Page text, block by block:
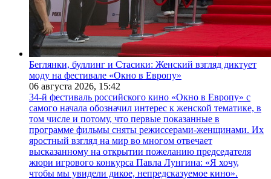
Беглянки, буллинг и Стасики: Женский взгляд диктует
моду на фестивале «Окно в Европу»
06 августа 2026, 15:42
34-й фестиваль российского кино «Окно в Европу» с
самого начала обозначил интерес к женской тематике, в
том числе и потому, что первые показанные в
программе фильмы сняты режиссерами-женщинами. Их
яростный взгляд на мир во многом отвечает
высказанному на открытии пожеланию председателя
жюри игрового конкурса Павла Лунгина: «Я хочу,
чтобы мы увидели дикое, непредсказуемое кино».